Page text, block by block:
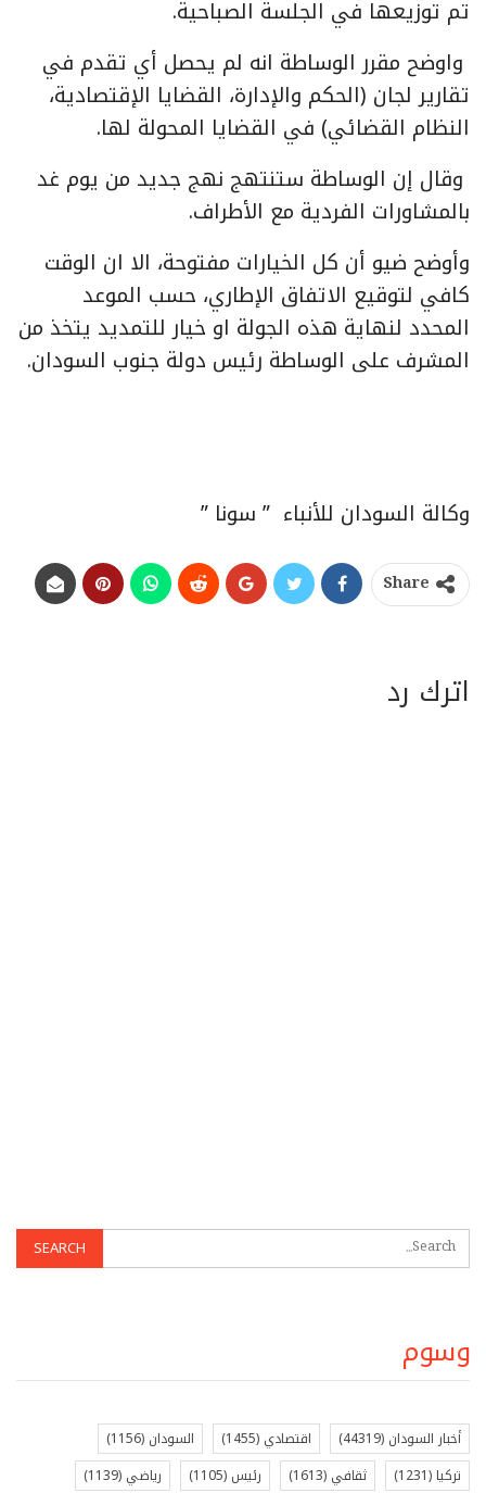
تم توزيعها في الجلسة الصباحية.
واوضح مقرر الوساطة انه لم يحصل أي تقدم في
تقارير لجان (الحكم والإدارة، القضايا الإقتصادية،
النظام القضائي) في القضايا المحولة لها.
وقال إن الوساطة ستنتهج نهج جديد من يوم غد
بالمشاورات الفردية مع الأطراف.
وأوضح ضيو أن كل الخيارات مفتوحة، الا ان الوقت
كافي لتوقيع الاتفاق الإطاري، حسب الموعد
المحدد لنهاية هذه الجولة او خيار للتمديد يتخذ من
المشرف على الوساطة رئيس دولة جنوب السودان.
وكالة السودان للأنباء ” سونا ”
Share
اترك رد
وسوم
أخبار السودان (44319) اقتصادي (1455) السودان (1156)
تركيا (1231) ثقافي (1613) رئيس (1105) رياضي (1139)